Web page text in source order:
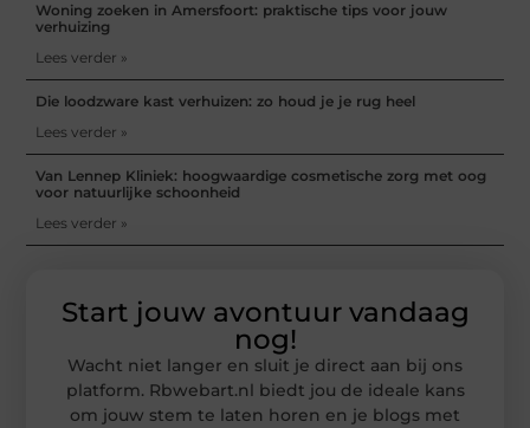
Woning zoeken in Amersfoort: praktische tips voor jouw
verhuizing
Lees verder »
Die loodzware kast verhuizen: zo houd je je rug heel
Lees verder »
Van Lennep Kliniek: hoogwaardige cosmetische zorg met oog
voor natuurlijke schoonheid
Lees verder »
Start jouw avontuur vandaag
nog!
Wacht niet langer en sluit je direct aan bij ons
platform. Rbwebart.nl biedt jou de ideale kans
om jouw stem te laten horen en je blogs met